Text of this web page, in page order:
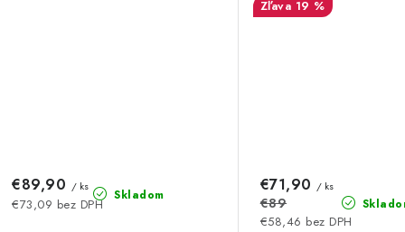
Skladom
€73,09 bez DPH
€89,90 / ks
19 %
€58,46 bez DPH
€71,90 / ks
€89